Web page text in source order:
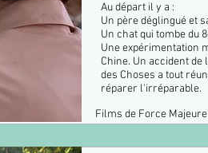
Au départ il y a :
Un père déglingué et
Un chat qui tombe du
Une expérimentation
Chine. Un accident
des Choses a tout
réparer l'irréparable.
Films de Force Majeure